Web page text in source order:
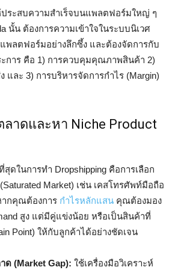
ประสบความสำเร็จบนแพลตฟอร์มใหญ่ ๆ
นั้น ต้องการความเข้าใจในระบบนิเวศ
พลตฟอร์มอย่างลึกซึ้ง และต้องจัดการกับ
การ คือ 1) การควบคุมคุณภาพสินค้า 2)
และ 3) การบริหารจัดการกำไร (Margin)
ลาดและหา Niche Product
ในการทำ Dropshipping คือการเลือก
Market) เช่น เคสโทรศัพท์มือถือ
กคุณต้องการ กำไรหลักแสน คุณต้องมอง
สูง แต่มีคู่แข่งน้อย หรือเป็นสินค้าที่
Point) ให้กับลูกค้าได้อย่างชัดเจน
ด (Market Gap): ใช้เครื่องมือวิเคราะห์